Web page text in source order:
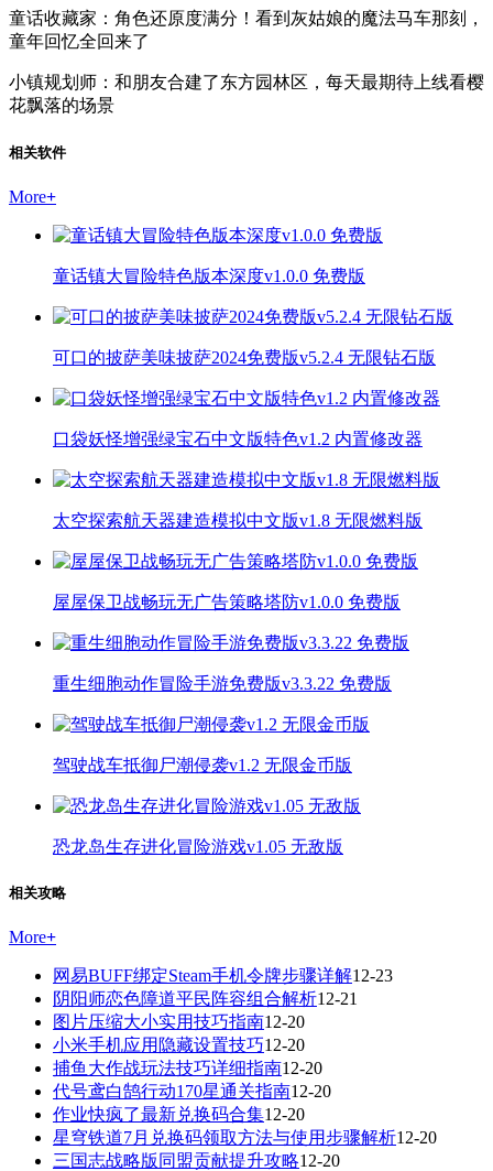
童话收藏家：角色还原度满分！看到灰姑娘的魔法马车那刻，
童年回忆全回来了
小镇规划师：和朋友合建了东方园林区，每天最期待上线看樱
花飘落的场景
相关软件
More+
童话镇大冒险特色版本深度v1.0.0 免费版
可口的披萨美味披萨2024免费版v5.2.4 无限钻石版
口袋妖怪增强绿宝石中文版特色v1.2 内置修改器
太空探索航天器建造模拟中文版v1.8 无限燃料版
屋屋保卫战畅玩无广告策略塔防v1.0.0 免费版
重生细胞动作冒险手游免费版v3.3.22 免费版
驾驶战车抵御尸潮侵袭v1.2 无限金币版
恐龙岛生存进化冒险游戏v1.05 无敌版
相关攻略
More+
网易BUFF绑定Steam手机令牌步骤详解12-23
阴阳师恋色障道平民阵容组合解析12-21
图片压缩大小实用技巧指南12-20
小米手机应用隐藏设置技巧12-20
捕鱼大作战玩法技巧详细指南12-20
代号鸢白鹄行动170星通关指南12-20
作业快疯了最新兑换码合集12-20
星穹铁道7月兑换码领取方法与使用步骤解析12-20
三国志战略版同盟贡献提升攻略12-20